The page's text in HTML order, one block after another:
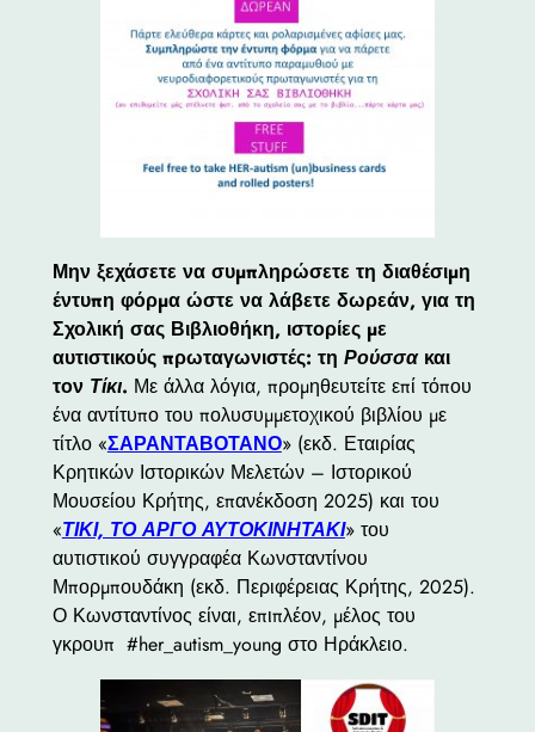
Μην ξεχάσετε να συμπληρώσετε τη διαθέσιμη
έντυπη φόρμα ώστε να λάβετε δωρεάν, για τη
Σχολική σας Βιβλιοθήκη, ιστορίες με
αυτιστικούς πρωταγωνιστές: τη Ρούσσακαι
τον Τίκι. Με άλλα λόγια, προμηθευτείτε επί τόπου
ένα αντίτυπο του πολυσυμμετοχικού βιβλίου με
τίτλο «ΣΑΡΑΝΤΑΒΟΤΑΝΟ» (εκδ. Εταιρίας
Κρητικών Ιστορικών Μελετών – Ιστορικού
Μουσείου Κρήτης, επανέκδοση 2025) και του
«ΤΙΚΙ, ΤΟ ΑΡΓΟ ΑΥΤΟΚΙΝΗΤΑΚΙ» του
αυτιστικού συγγραφέα Κωνσταντίνου
Μπορμπουδάκη (εκδ. Περιφέρειας Κρήτης, 2025).
Ο Κωνσταντίνος είναι, επιπλέον, μέλος του
γκρουπ #her_autism_young στο Ηράκλειο.